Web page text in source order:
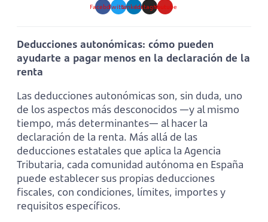
FacebookTwitterLinkedinInstagramYoutube
Deducciones autonómicas: cómo pueden
ayudarte a pagar menos en la declaración de la
renta
Las deducciones autonómicas son, sin duda, uno
de los aspectos más desconocidos —y al mismo
tiempo, más determinantes— al hacer la
declaración de la renta. Más allá de las
deducciones estatales que aplica la Agencia
Tributaria, cada comunidad autónoma en España
puede establecer sus propias deducciones
fiscales, con condiciones, límites, importes y
requisitos específicos.